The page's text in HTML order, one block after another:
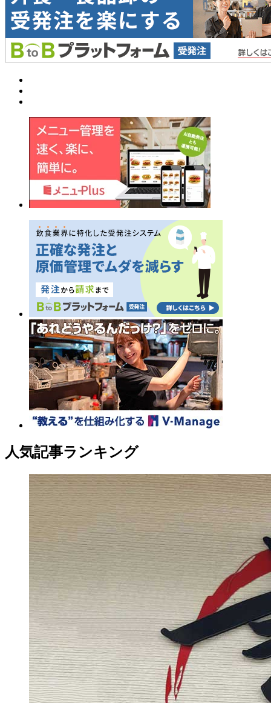
人気記事ランキング